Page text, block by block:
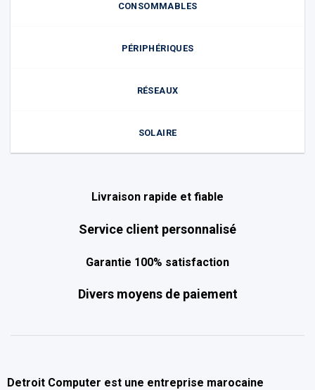
CONSOMMABLES
PÉRIPHÉRIQUES
RÉSEAUX
SOLAIRE
Livraison rapide et fiable
Service client personnalisé
Garantie 100% satisfaction
Divers moyens de paiement
Detroit Computer est une entreprise marocaine